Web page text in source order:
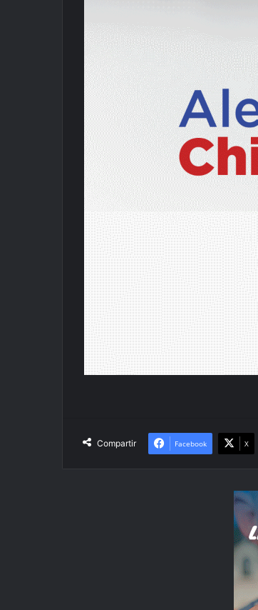
Compartir Facebook X